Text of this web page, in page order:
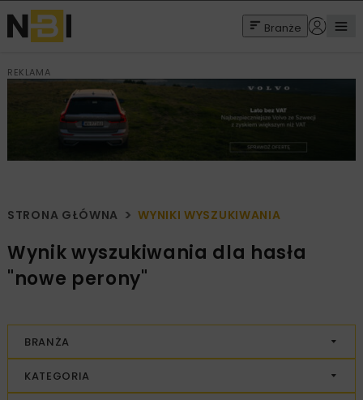
Branże
REKLAMA
STRONA GŁÓWNA WYNIKI WYSZUKIWANIA
Wynik wyszukiwania dla hasła
"nowe perony"
BRANŻA
KATEGORIA